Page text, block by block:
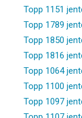
Topp 1151
Topp 1789
Topp 1850
Topp 1816
Topp 1064
Topp 1100
Topp 1097